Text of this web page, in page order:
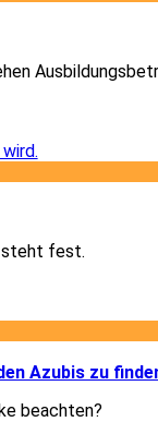
steht fest.
Azubis zu
beachten?